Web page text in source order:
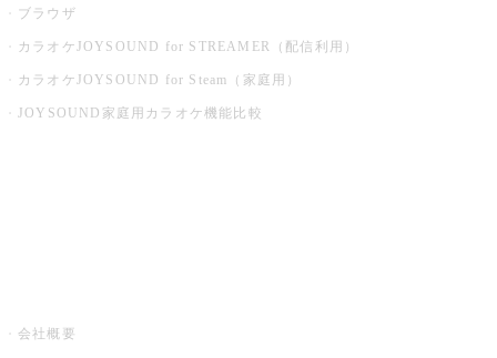
ブラウザ
カラオケJOYSOUND for STREAMER（配信利用）
カラオケJOYSOUND for Steam（家庭用）
JOYSOUND家庭用カラオケ機能比較
会社概要